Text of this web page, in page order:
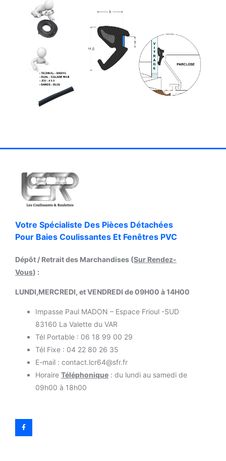
Votre Spécialiste Des Pièces Détachées
Pour Baies Coulissantes Et Fenêtres PVC
Dépôt / Retrait des Marchandises (Sur Rendez-
Vous) :
LUNDI,MERCREDI, et VENDREDI de 09H00 à 14H00
Impasse Paul MADON – Espace Frioul -SUD
83160 La Valette du VAR
Tél Portable : 06 18 99 00 29
Tél Fixe : 04 22 80 26 35
E-mail : contact.lcr64@sfr.fr
Horaire Téléphonique : du lundi au samedi de
09h00 à 18h00